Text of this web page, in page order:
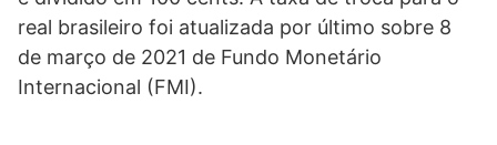
real brasileiro foi atualizada por último sobre 8
de março de 2021 de Fundo Monetário
Internacional (FMI).